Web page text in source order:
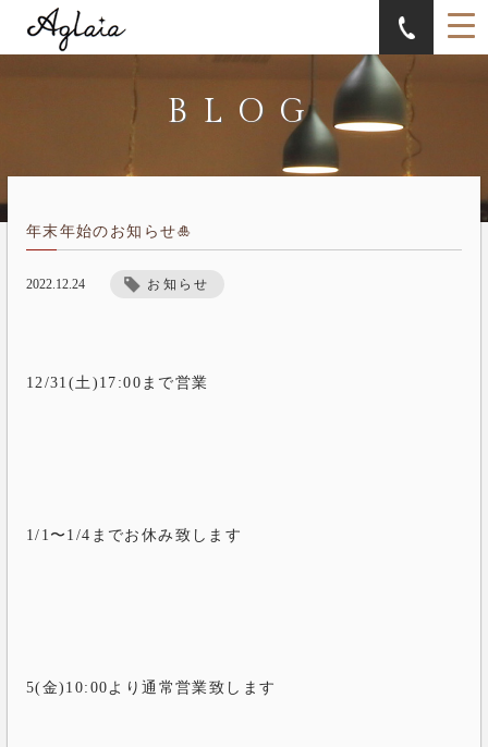
BLOG
年末年始のお知らせ🎍
2022.12.24 お知らせ
12/31(土)17:00まで営業
1/1〜1/4までお休み致します
5(金)10:00より通常営業致します